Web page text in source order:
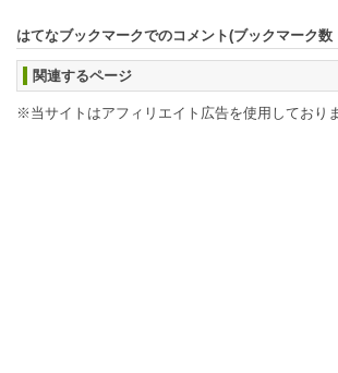
はてなブックマークでのコメント(ブックマーク数
関連するページ
※当サイトはアフィリエイト広告を使用しておりま